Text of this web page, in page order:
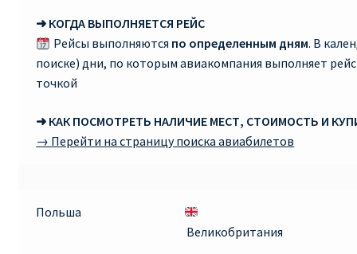
➜ КОГДА ВЫПОЛНЯЕТСЯ РЕЙС
Рейсы выполняются по определенным дням. В
поиске) дни, по которым авиакомпания выполняет
точкой
➜ КАК ПОСМОТРЕТЬ НАЛИЧИЕ МЕСТ, СТОИМОСТЬ И
→ Перейти на страницу поиска авиабилетов
Польша
Великобритания